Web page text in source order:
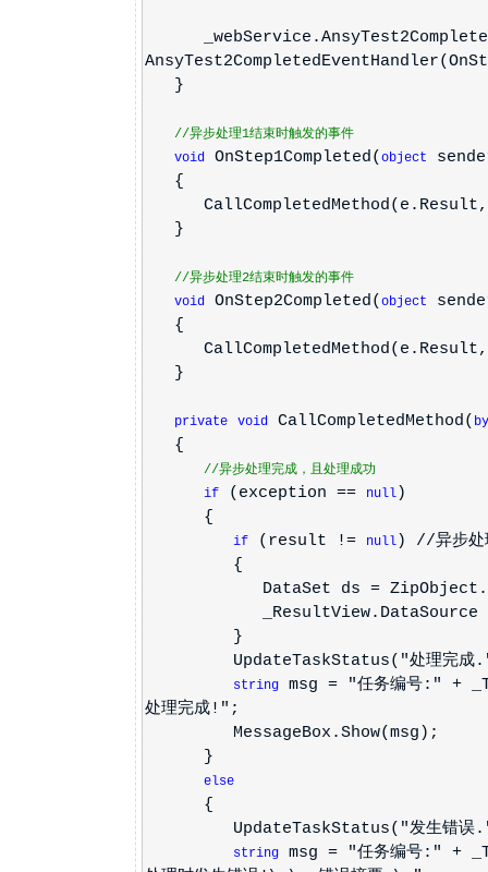
}
//异步处理1结束时触发的事件
void
OnStep1Completed( object
{
}
//异步处理2结束时触发的事件
void
OnStep2Completed( object
{
}
private void CallCompletedMethod(
{
//异步处理完成，且处理成功
if
(exception == null )
{
if (result != null ) //异步处
{
DataSet ds =
_ResultView.DataSource =
}
UpdateTaskStatus("处理完成
string
msg = "任务编号:" +
处理完成!";
MessageBox.Show(msg);
}
else
{
UpdateTaskStatus("发生错误
string
msg = "任务编号:" +